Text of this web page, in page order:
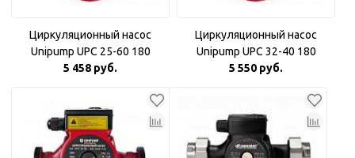
Циркуляционный насос
Unipump UPC 25-60 180
5 458 руб.
Циркуляционный насос
Unipump UPC 32-40 180
5 550 руб.